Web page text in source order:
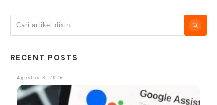
RECENT POSTS
Agustus 8, 2026